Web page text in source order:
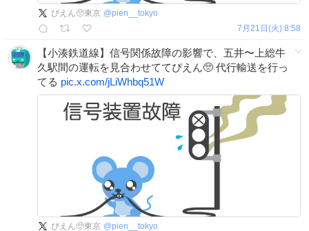
ぴえん🥺東京 @pien__tokyo
7月21日(火) 8:58
【小湊鉄道線】信号関係故障の影響で、五井〜上総牛
久駅間の運転を見合わせててぴえん🥺 代行輸送を行っ
てる pic.x.com/jLiWhbq51W
ぴえん🥺東京 @pien__tokyo